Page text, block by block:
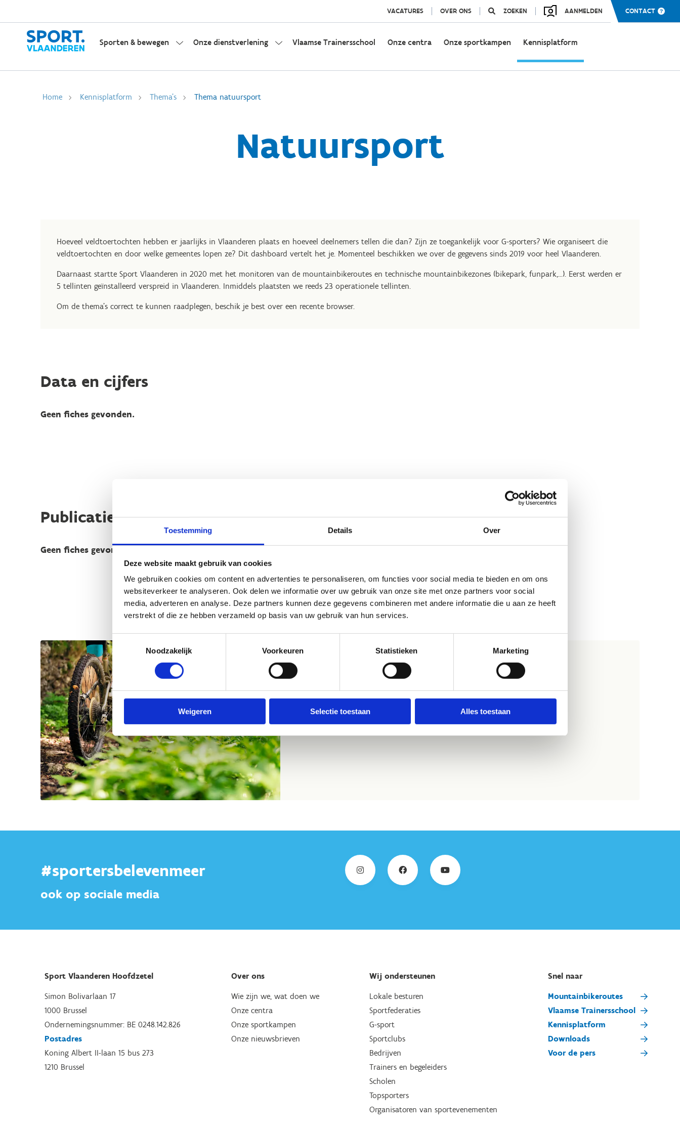
Toestemming Details Over
Deze website maakt gebruik van cookies
We gebruiken cookies om content en advertenties te personaliseren, om functies voor social media te bieden en om ons
websiteverkeer te analyseren. Ook delen we informatie over uw gebruik van onze site met onze partners voor social
media, adverteren en analyse. Deze partners kunnen deze gegevens combineren met andere informatie die u aan ze heeft
verstrekt of die ze hebben verzameld op basis van uw gebruik van hun services.
Toestemmingsselectie
Noodzakelijk
Voorkeuren Statistieken Marketing
Weigeren Selectie toestaan Alles toestaan
VACATURES OVER ONS ZOEKEN AANMELDEN CONTACT
Sporten & bewegen Onze dienstverlening Vlaamse Trainersschool Onze centra Onze sportkampen Kennisplatform
Home Kennisplatform Thema's Thema natuursport
Natuursport
Hoeveel veldtoertochten hebben er jaarlijks in Vlaanderen plaats en hoeveel deelnemers tellen die dan? Zijn ze toegankelijk voor G-sporters? Wie organiseert die
veldtoertochten en door welke gemeentes lopen ze? Dit dashboard vertelt het je. Momenteel beschikken we over de gegevens sinds 2019 voor heel Vlaanderen.
Daarnaast startte Sport Vlaanderen in 2020 met het monitoren van de mountainbikeroutes en technische mountainbikezones (bikepark, funpark,...). Eerst werden er
5 tellinten geïnstalleerd verspreid in Vlaanderen. Inmiddels plaatsten we reeds 23 operationele tellinten.
Om de thema's correct te kunnen raadplegen, beschik je best over een recente browser.
Data en cijfers
Geen fiches gevonden.
Publicaties
Geen fiches gevonden.
sport- en beweegroutes
#sportersbelevenmeer
ook op sociale media
Sport Vlaanderen Hoofdzetel
Simon Bolivarlaan 17
1000 Brussel
Ondernemingsnummer: BE 0248.142.826
Postadres
Koning Albert II-laan 15 bus 273
1210 Brussel
Over ons
Wie zijn we, wat doen we
Onze centra
Onze sportkampen
Onze nieuwsbrieven
Wij ondersteunen
Lokale besturen
Sportfederaties
G-sport
Sportclubs
Bedrijven
Trainers en begeleiders
Scholen
Topsporters
Organisatoren van sportevenementen
Snel naar
Mountainbikeroutes
Vlaamse Trainersschool
Kennisplatform
Downloads
Voor de pers